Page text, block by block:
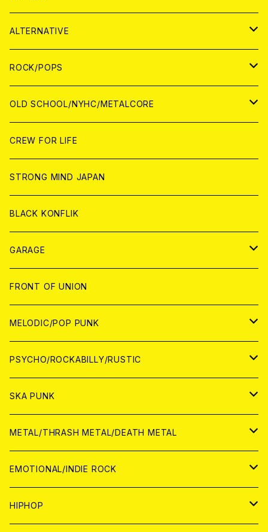
ANALOG
WORLD
JAPAN
WORLD
CD
ANALOG
WORLD
CD
ANALOG
JAPAN
CD
ANALOG
WOLRD
CD
ANALOG
ALTERNATIVE
JAPAN
CD
ANALOG
WORLD
CD
ANALOG
ROCK/POPS
JAPAN
CD
ANALOG
WORLD
CD
ANALOG
OLD SCHOOL/NYHC/METALCORE
JAPAN
CD
ANALOG
WORLD
CD
ANALOG
CREW FOR LIFE
STRONG MIND JAPAN
BLACK KONFLIK
GARAGE
JAPAN
アナログ
CD
WORLD
アナログ
CD
FRONT OF UNION
MELODIC/POP PUNK
JAPAN
CD
ANALOG
WORLD
CD
ANALOG
PSYCHO/ROCKABILLY/RUSTIC
JAPAN
CD
ANALOG
WORLD
CD
ANALOG
SKA PUNK
JAPAN
CD
ANALOG
WORLD
CD
METAL/THRASH METAL/DEATH METAL
JAPAN
CD
WORLD
EMOTIONAL/INDIE ROCK
JAPAN
HIPHOP